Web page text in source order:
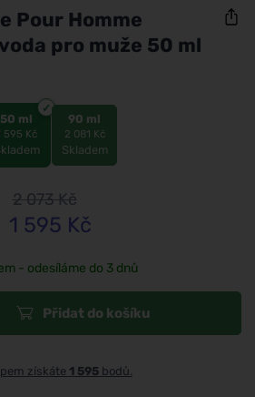
Pour Homme
pro muže 50 ml
50 ml
595 Kč
90 ml
2 081 Kč
Skladem
2 073Kč
1 595 Kč
- odesíláme do 3 dnů
Přidat do košíku
získáte 1 595bodů.